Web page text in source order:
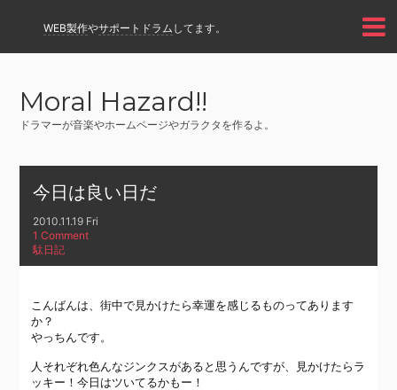
WEB製作やサポートドラム してます。
Moral Hazard!!
ドラマーが音楽やホームページやガラクタを作るよ。
今日は良い日だ
2010.11.19 Fri
1 Comment
駄日記
こんばんは、街中で見かけたら幸運を感じるものってあります
か？
やっちんです。
人それぞれ色んなジンクスがあると思うんですが、見かけたらラ
ッキー！今日はツいてるかもー！